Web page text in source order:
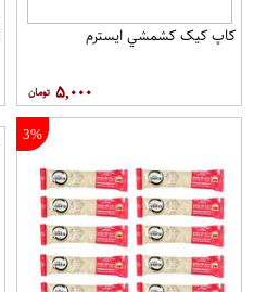
کاپ کيک کشمشي ايسترم
۵,۰۰۰
3%